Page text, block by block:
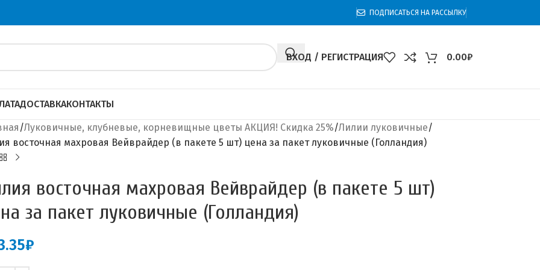
ПОДПИСАТЬСЯ НА РАССЫЛКУ
ВХОД / РЕГИСТРАЦИЯ 0.00₽
ДОСТАВКАКОНТАКТЫ
Луковичные, клубневые, корневищные цветы АКЦИЯ! Скидка 25% Лилии луковичные
восточная махровая Вейврайдер (в пакете 5 шт) цена за пакет луковичные (Голландия)
восточная махровая Вейврайдер (в пакете 5 шт)
за пакет луковичные (Голландия)
₽